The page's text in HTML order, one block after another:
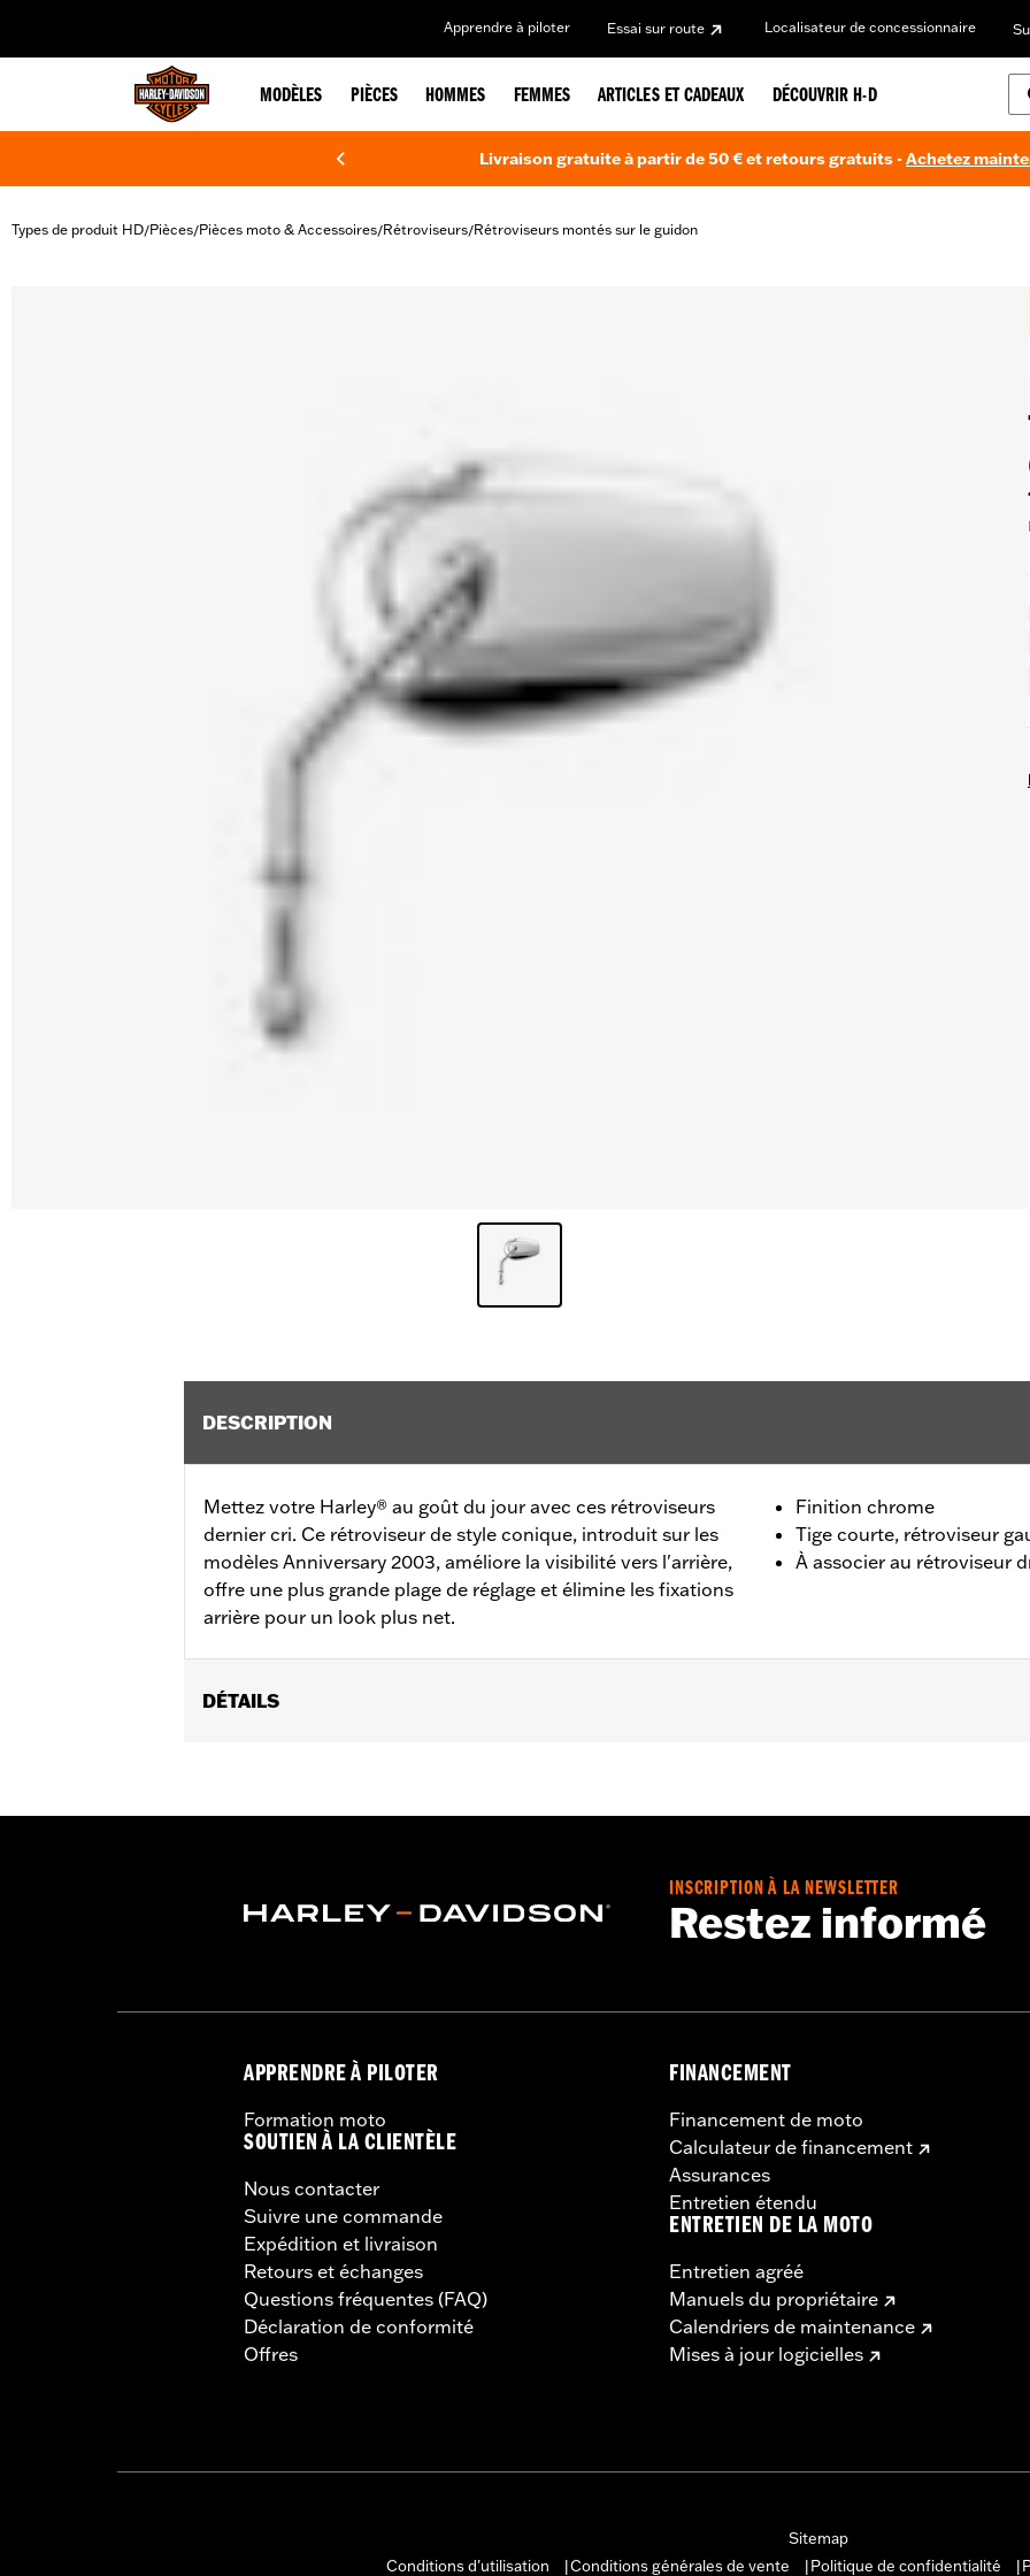
Apprendre à piloter Essai sur route Localisateur de concessionnaire
MODÈLES PIÈCES HOMMES FEMMES ARTICLES ET CADEAUX DÉCOUVRIR H-D
Livraison gratuite à partir de 50 € et retours gratuits -Achetez
Types de produit HD/Pièces/Pièces moto & Accessoires/Rétroviseurs/Rétroviseurs montés sur le guidon
DESCRIPTION
Mettez votre Harley® au goût du jour avec ces rétroviseurs
dernier cri. Ce rétroviseur de style conique, introduit sur les
modèles Anniversary 2003, améliore la visibilité vers l'arrière,
offre une plus grande plage de réglage et élimine les fixations
arrière pour un look plus net.
Finition chrome
Tige courte, rétroviseur
À associer au rétroviseur
DÉTAILS
partir de 2025s, FLTRXSTSE à partir de 2024 et les modèles Revolution Max, VRSCF et
Côté de la moto:Gauche
rétroviseur et de guidon. Par conséquent, après avoir installé de nouveaux rétroviseurs
la moto, vérifiez que les rétroviseurs offrent une vue dégagée vers l'arrière.
INSCRIPTION À LA NEWSLETTER
Restez informé
APPRENDRE À PILOTER
Formation moto
SOUTIEN À LA CLIENTÈLE
Nous contacter
Suivre une commande
Expédition et livraison
Retours et échanges
Questions fréquentes (FAQ)
Déclaration de conformité
Offres
FINANCEMENT
Financement de moto
Calculateur de financement
Assurances
Entretien étendu
ENTRETIEN DE LA MOTO
Entretien agréé
Manuels du propriétaire
Calendriers de maintenance
Mises à jour logicielles
Sitemap
Conditions d'utilisation
Conditions générales de vente Politique de confidentialité